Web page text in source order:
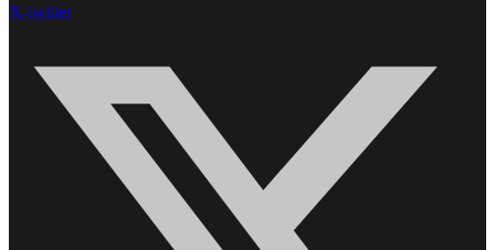
X-twitter